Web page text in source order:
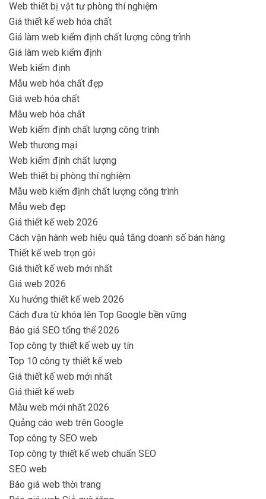
Web thiết bị vật tư phòng thí nghiệm
Giá thiết kế web hóa chất
Giá làm web kiểm định chất lượng công trình
Giá làm web kiểm định
Web kiểm định
Mẫu web hóa chất đẹp
Giá web hóa chất
Mẫu web hóa chất
Web kiểm định chất lượng công trình
Web thương mại
Web kiểm định chất lượng
Web thiết bị phòng thí nghiệm
Mẫu web kiểm định chất lượng công trình
Mẫu web đẹp
Giá thiết kế web 2026
Cách vận hành web hiệu quả tăng doanh số bán hàng
Thiết kế web trọn gói
Giá thiết kế web mới nhất
Giá web 2026
Xu hướng thiết kế web 2026
Cách đưa từ khóa lên Top Google bền vững
Báo giá SEO tổng thể 2026
Top công ty thiết kế web uy tín
Top 10 công ty thiết kế web
Giá thiết kế web mới nhất
Giá thiết kế web
Mẫu web mới nhất 2026
Quảng cáo web trên Google
Top công ty SEO web
Top công ty thiết kế web chuẩn SEO
SEO web
Báo giá web thời trang